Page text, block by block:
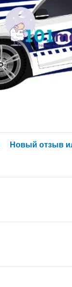
Новый отзыв